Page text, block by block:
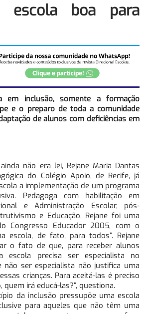
escola boa para
em inclusão, somente a formação
e o preparo de toda a comunidade
de alunos com deficiências em
não era lei, Rejane Maria Dantas
do Colégio Apoio, de Recife, já
a implementação de um programa
Pedagoga com habilitação em
e Administração Escolar, pós-
e Educação, Rejane foi uma
Congresso Educador 2005, com o
escola, de fato, para todos”. Rejane
o fato de que, para receber alunos
escola precisa ser especialista no
não ser especialista não justifica uma
crianças. Para aceitá-las é preciso
quem irá educá-las?”, questiona.
da inclusão pressupõe uma escola
para aqueles que não têm uma